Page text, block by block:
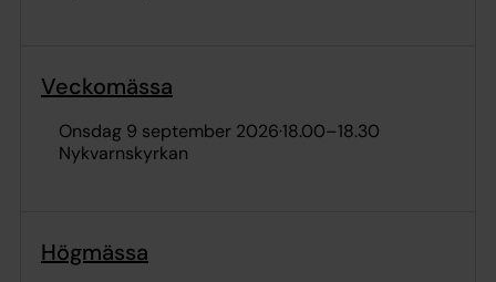
Veckomässa
onsdag 9 september 2026·18.00–18.30
Nykvarnskyrkan
Högmässa